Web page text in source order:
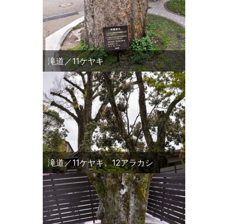
滝道／11ケヤキ
滝道／11ケヤキ、12アラカシ